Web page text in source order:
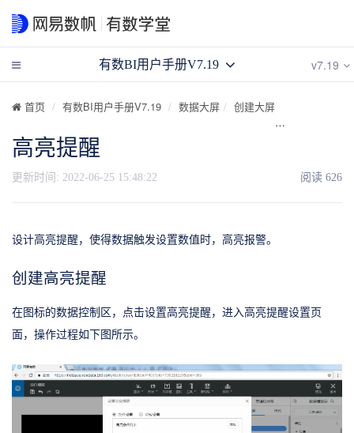
首页 有数BI用户手册V7.19 数据大屏 创建大屏
高亮提醒
更新时间: 2022-06-25 15:48:22 阅读 626
设计高亮提醒，使得数据触发设置数值时，高亮报警。
创建高亮提醒
在图标的数据控制区，点击设置高亮提醒，进入高亮提醒设置页
面，操作过程如下图所示。
有数BI用户手册V7.19 v7.19